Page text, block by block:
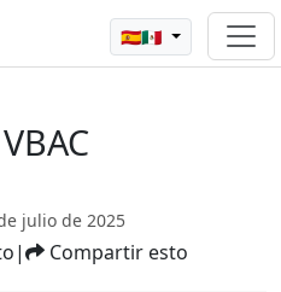
🇪🇸🇲🇽
julio de 2025
| Compartir esto